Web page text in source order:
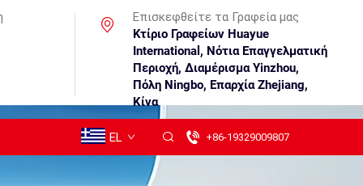
Επισκεφθείτε τα Γραφεία μας
Κτίριο Γραφείων Huayue
International, Νότια Επαγγελματική
Περιοχή, Διαμέρισμα Yinzhou,
Πόλη Ningbo, Επαρχία Zhejiang,
Κίνα
EL +86-19329009807